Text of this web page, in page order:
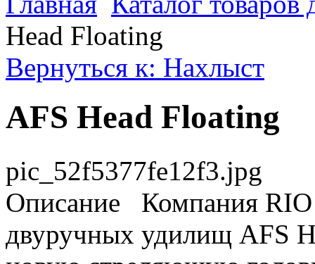
Head Floating
Вернуться к: Нахлыст
AFS Head Floating
pic_52f5377fe12f3.jpg
Описание Компания RIO
двуручных удилищ AFS